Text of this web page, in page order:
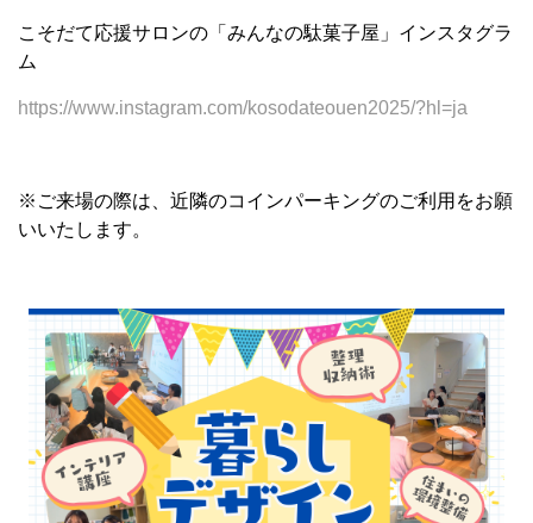
こそだて応援サロンの「みんなの駄菓子屋」インスタグラ
ム
https://www.instagram.com/kosodateouen2025/?hl=ja
※ご来場の際は、近隣のコインパーキングのご利用をお願
いいたします。